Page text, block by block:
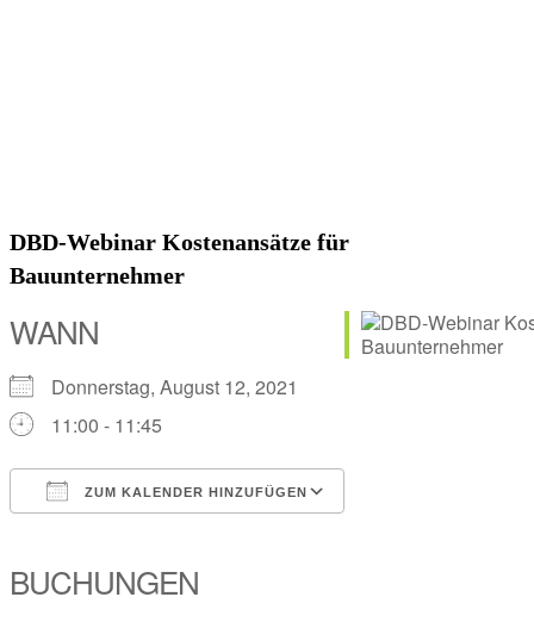
DBD-Webinar Kostenansätze für
Bauunternehmer
WANN
Donnerstag, August 12, 2021
11:00 - 11:45
ZUM KALENDER HINZUFÜGEN
BUCHUNGEN